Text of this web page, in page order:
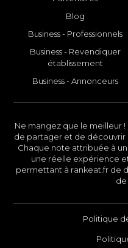
Blog
Business - Professionnels
Business - Revendiquer
établissement
Business - Annonceurs
Ne mangez que le meilleur
de partager et de découvrir
Chaque note attribuée à un
une réelle expérience
permettant à rankeat.fr de
de
Politique